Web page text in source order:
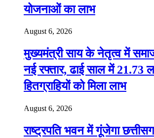
योजनाओं का लाभ
August 6, 2026
मुख्यमंत्री साय के नेतृत्व में
नई रफ्तार, ढाई साल में
हितग्राहियों को मिला लाभ
August 6, 2026
राष्ट्रपति भवन में गूंजेगा